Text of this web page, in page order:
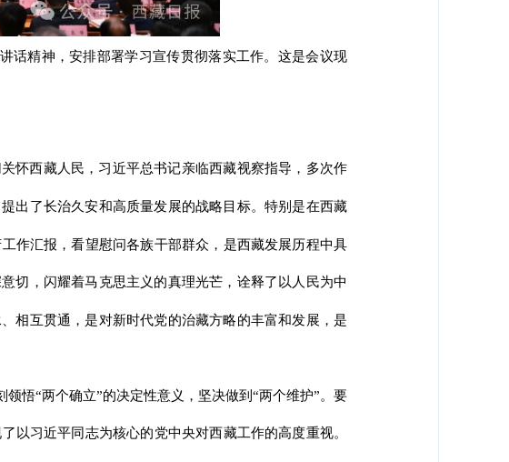
话精神，安排部署学习宣传贯彻落实工作。这是会议现
怀西藏人民，习近平总书记亲临西藏视察指导，多次作
出了长治久安和高质量发展的战略目标。特别是在西藏
作汇报，看望慰问各族干部群众，是西藏发展历程中具
切，闪耀着马克思主义的真理光芒，诠释了以人民为中
相互贯通，是对新时代党的治藏方略的丰富和发展，是
悟“两个确立”的决定性意义，坚决做到“两个维护”。要
以习近平同志为核心的党中央对西藏工作的高度重视。